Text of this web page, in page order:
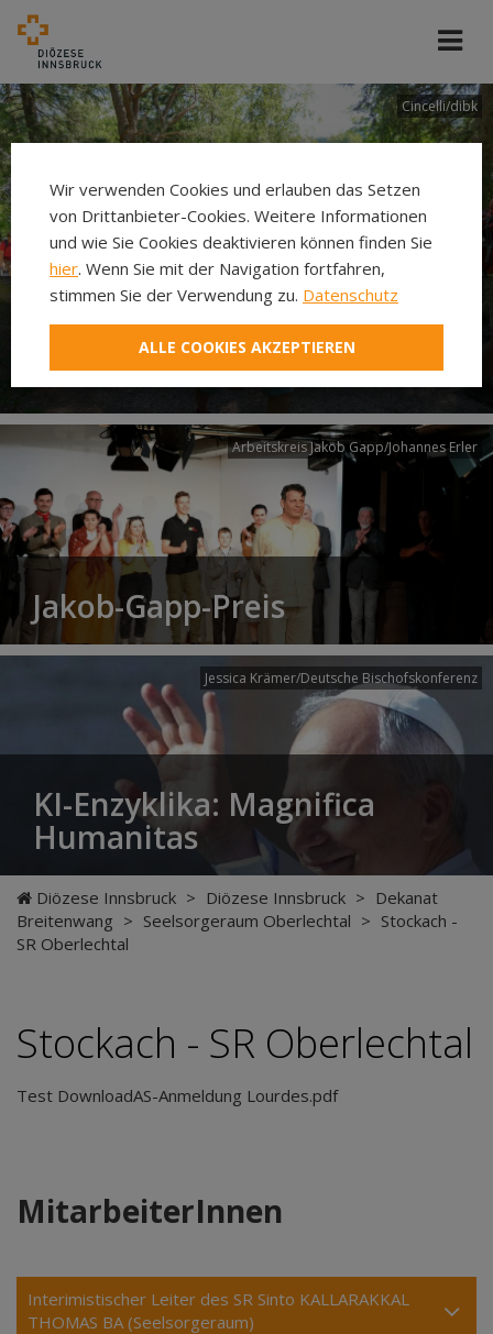
Cincelli/dibk
Neuer Pilgerweg Via
Laudato si’
Arbeitskreis Jakob Gapp/Johannes Erler
Jakob-Gapp-Preis
Jessica Krämer/Deutsche Bischofskonferenz
KI-Enzyklika: Magnifica
Humanitas
Diözese Innsbruck > Diözese Innsbruck > Dekanat
Breitenwang > Seelsorgeraum Oberlechtal > Stockach -
SR Oberlechtal
Stockach - SR Oberlechtal
Test DownloadAS-Anmeldung Lourdes.pdf
MitarbeiterInnen
Interimistischer Leiter des SR Sinto KALLARAKKAL
THOMAS BA (Seelsorgeraum)
Wir verwenden Cookies und erlauben das Setzen
von Drittanbieter-Cookies. Weitere Informationen
und wie Sie Cookies deaktivieren können finden Sie
hier. Wenn Sie mit der Navigation fortfahren,
stimmen Sie der Verwendung zu. Datenschutz
ALLE COOKIES AKZEPTIEREN